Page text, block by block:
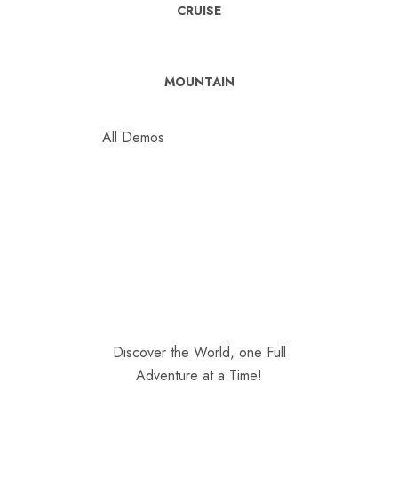
CRUISE
MOUNTAIN
All Demos
Discover the World, one Full
Adventure at a Time!